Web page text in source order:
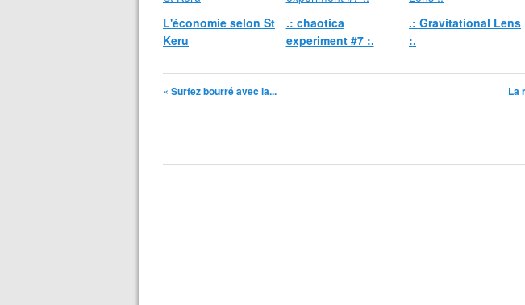
L'économie selon St
Keru
.: chaotica
experiment #7 :.
.: Gravitational Lens
:.
« Surfez bourré avec la... La